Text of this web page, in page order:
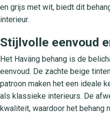
en grijs met wit, biedt dit
interieur.
Stijlvolle eenvoud
Het Haväng behang is de
eenvoud. De zachte beige
patroon maken het een ideale
als klassieke interieurs. De
kwaliteit, waardoor het behang